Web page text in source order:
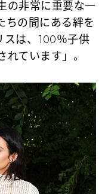
の非常に重要な一
ちの間にある絆を
スは、100％子供
ています」。